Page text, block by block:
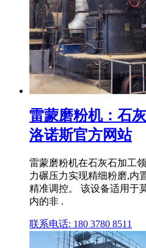
雷蒙磨粉机：石
洛诺斯官方网站
雷蒙磨粉机在石灰石加工
力碾压力实现精细粉磨,内
精准调控。 该设备适用于
内的非 .
联系电话: 180 3780 8511